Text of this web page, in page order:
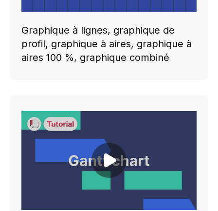
Graphique à lignes, graphique de
profil, graphique à aires, graphique à
aires 100 %, graphique combiné
Play video